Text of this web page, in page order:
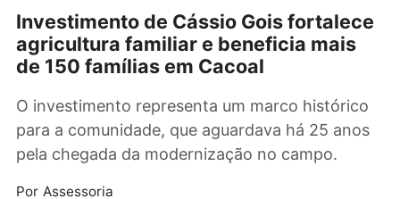
Investimento de Cássio Gois
agricultura familiar e beneficia mais
O investimento representa um marco
para a comunidade, que aguardava há 25
pela chegada da modernização no campo.